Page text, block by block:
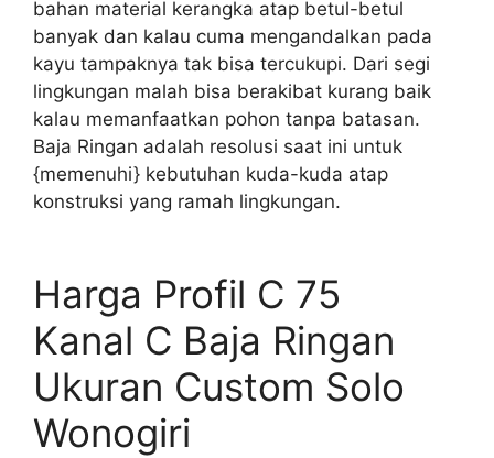
bahan material kerangka atap betul-betul
banyak dan kalau cuma mengandalkan pada
kayu tampaknya tak bisa tercukupi. Dari segi
lingkungan malah bisa berakibat kurang baik
kalau memanfaatkan pohon tanpa batasan.
Baja Ringan adalah resolusi saat ini untuk
{memenuhi} kebutuhan kuda-kuda atap
konstruksi yang ramah lingkungan.
Harga Profil C 75
Kanal C Baja Ringan
Ukuran Custom Solo
Wonogiri